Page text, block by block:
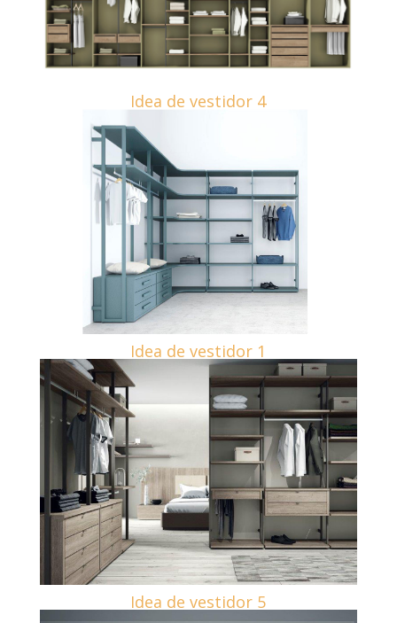
Idea de vestidor 4
Idea de vestidor 1
Idea de vestidor 5